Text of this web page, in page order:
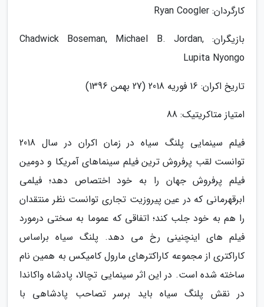
کارگردان: Ryan Coogler
بازیگران: Chadwick Boseman, Michael B. Jordan,
Lupita Nyongo
تاریخ اکران: 16 فوریه 2018 (27 بهمن 1396)
امتیاز متاکریتیک: 88
فیلم سینمایی پلنگ سیاه در زمان اکران در سال 2018
توانست لقب پرفروش ترین فیلم سینماهای آمریکا و دومین
فیلم پرفروش جهان را به خود اختصاص دهد؛ فیلمی
ابرقهرمانی که در عین پیروزیت تجاری توانست نظر منتقدان
را هم به خود جلب کند؛ اتفاقی که عموما به سختی درمورد
فیلم های اینچنینی رخ می دهد. پلنگ سیاه براساس
کاراکتری از مجموعه کاراکترهای مارول کامیکس به همین نام
ساخته شده است. در این اثر سینمایی تچالا، پادشاه واکاندا
در نقش پلنگ سیاه باید برسر تصاحب پادشاهی با